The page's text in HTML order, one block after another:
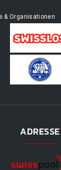
& Organisationen
ADRESSE